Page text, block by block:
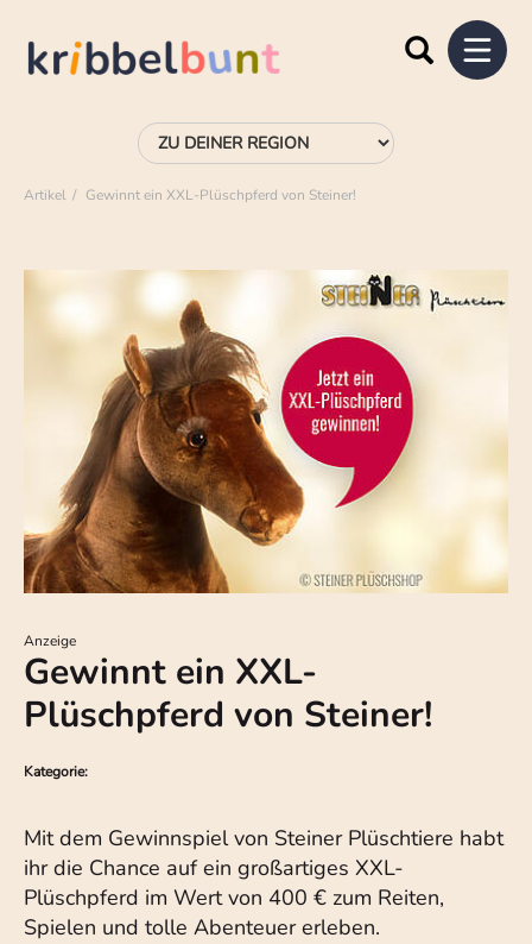
Artikel Gewinnt ein XXL-Plüschpferd von Steiner!
Anzeige
Gewinnt ein XXL-
Plüschpferd von Steiner!
Kategorie:
Mit dem Gewinnspiel von Steiner Plüschtiere habt
ihr die Chance auf ein großartiges XXL-
Plüschpferd im Wert von 400 € zum Reiten,
Spielen und tolle Abenteuer erleben.